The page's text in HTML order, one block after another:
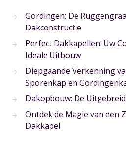
Gordingen: De
Dakconstructie
Perfect Dakkapellen: Uw
Ideale Uitbouw
Diepgaande Verkenning
Sporenkap en
Dakopbouw: De
Ontdek de Magie van een
Dakkapel